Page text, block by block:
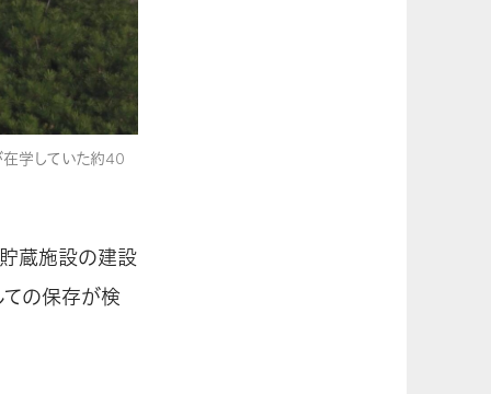
学していた約40
蔵施設の建設
の保存が検